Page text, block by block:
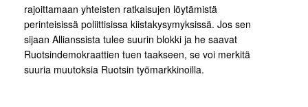
rajoittamaan yhteisten ratkaisujen löytämistä
perinteisissä poliittisissa kiistakysymyksissä. Jos sen
sijaan Allianssista tulee suurin blokki ja he saavat
Ruotsindemokraattien tuen taakseen, se voi merkitä
suuria muutoksia Ruotsin työmarkkinoilla.